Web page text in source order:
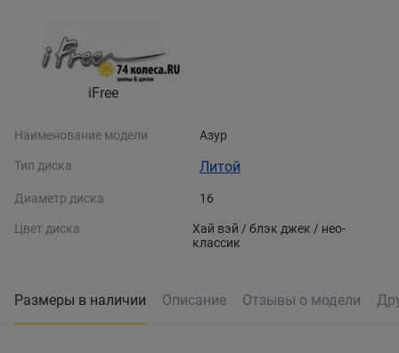
iFree
Наименование модели Азур
Тип диска Литой
Диаметр диска 16
Цвет диска
Хай вэй / блэк джек / нео-
классик
Размеры в наличии Описание Отзывы о модели